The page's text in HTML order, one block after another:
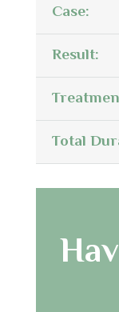
Case:
Result:
Total